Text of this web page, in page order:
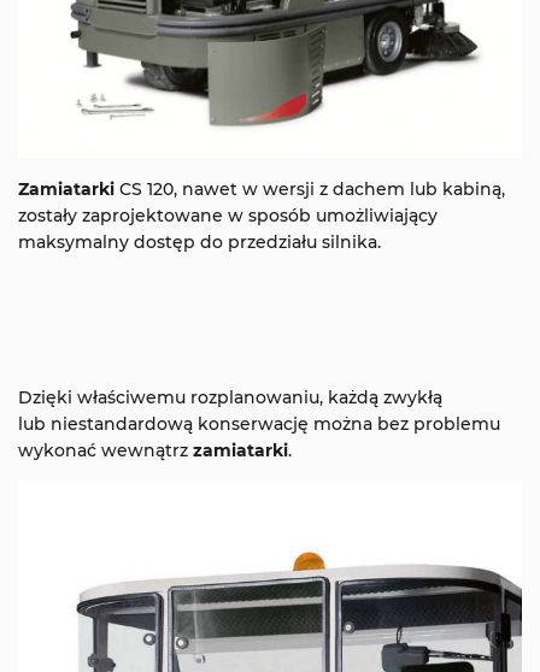
Zamiatarki CS 120, nawet w wersji z dachem lub kabiną,
zostały zaprojektowane w sposób umożliwiający
maksymalny dostęp do przedziału silnika.
Dzięki właściwemu rozplanowaniu, każdą zwykłą
lub niestandardową konserwację można bez problemu
wykonać wewnątrz zamiatarki.